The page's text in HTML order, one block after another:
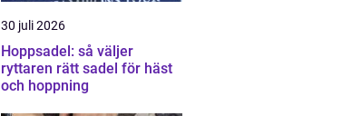
30 juli 2026
Hoppsadel: så väljer
ryttaren rätt sadel för häst
och hoppning